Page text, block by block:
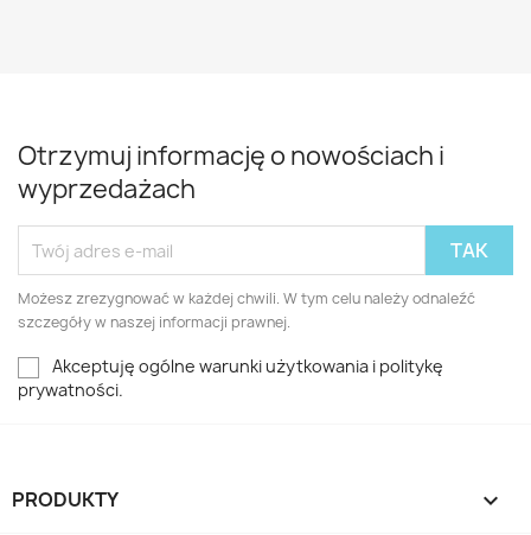
Otrzymuj informację o nowościach i
wyprzedażach
Możesz zrezygnować w każdej chwili. W tym celu należy odnaleźć
szczegóły w naszej informacji prawnej.
Akceptuję ogólne warunki użytkowania i politykę
prywatności.
PRODUKTY 